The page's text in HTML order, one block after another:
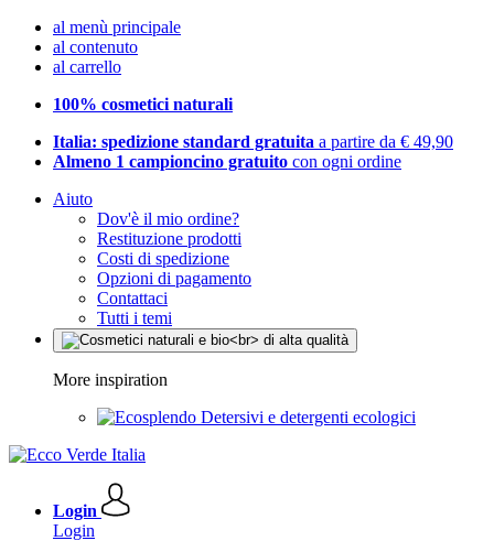
al menù principale
al contenuto
al carrello
100% cosmetici naturali
Italia: spedizione standard gratuita a partire da € 49,90
Almeno 1 campioncino gratuito con ogni ordine
Aiuto
Dov'è il mio ordine?
Restituzione prodotti
Costi di spedizione
Opzioni di pagamento
Contattaci
Tutti i temi
More inspiration
Detersivi e detergenti ecologici
Login
Login